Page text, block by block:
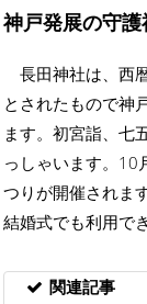
神戸発展の守護
長田神社は、西
とされたもので神
ます。初宮詣、七
っしゃいます。10
つりが開催されま
結婚式でも利用で
関連記事